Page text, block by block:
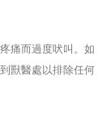
痛而過度吠叫。如
獸醫處以排除任何